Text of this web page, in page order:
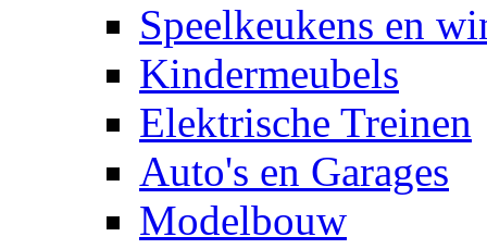
Speelkeukens en
Kindermeubels
Elektrische Treinen
Auto's en Garages
Modelbouw